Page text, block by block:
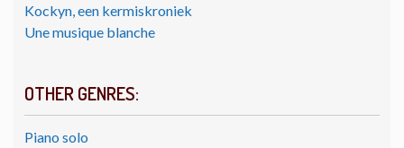
Kockyn, een kermiskroniek
Une musique blanche
OTHER GENRES:
Piano solo